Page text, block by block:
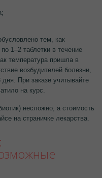
тем, как
1–2 таблетки в течение
температура пришла в
возбудителей болезни,
При заказе учитывайте
на курс.
несложно, а стоимость
на страничке лекарства.